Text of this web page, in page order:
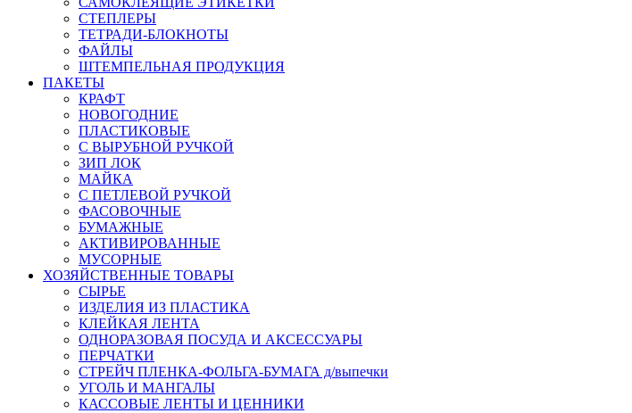
СТЕПЛЕРЫ
ТЕТРАДИ-БЛОКНОТЫ
ФАЙЛЫ
ШТЕМПЕЛЬНАЯ ПРОДУКЦИЯ
ПАКЕТЫ
КРАФТ
НОВОГОДНИЕ
ПЛАСТИКОВЫЕ
С ВЫРУБНОЙ РУЧКОЙ
ЗИП ЛОК
МАЙКА
С ПЕТЛЕВОЙ РУЧКОЙ
ФАСОВОЧНЫЕ
БУМАЖНЫЕ
АКТИВИРОВАННЫЕ
МУСОРНЫЕ
ХОЗЯЙСТВЕННЫЕ ТОВАРЫ
СЫРЬЕ
ИЗДЕЛИЯ ИЗ ПЛАСТИКА
КЛЕЙКАЯ ЛЕНТА
ОДНОРАЗОВАЯ ПОСУДА И АКСЕССУАРЫ
ПЕРЧАТКИ
СТРЕЙЧ ПЛЕНКА-ФОЛЬГА-БУМАГА д/выпечки
УГОЛЬ И МАНГАЛЫ
КАССОВЫЕ ЛЕНТЫ И ЦЕННИКИ